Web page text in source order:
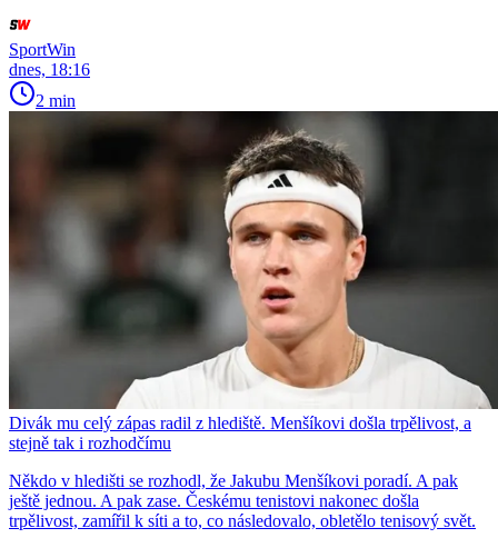
SportWin
dnes, 18:16
2 min
Divák mu celý zápas radil z hlediště. Menšíkovi došla trpělivost, a
stejně tak i rozhodčímu
Někdo v hledišti se rozhodl, že Jakubu Menšíkovi poradí. A pak
ještě jednou. A pak zase. Českému tenistovi nakonec došla
trpělivost, zamířil k síti a to, co následovalo, obletělo tenisový svět.